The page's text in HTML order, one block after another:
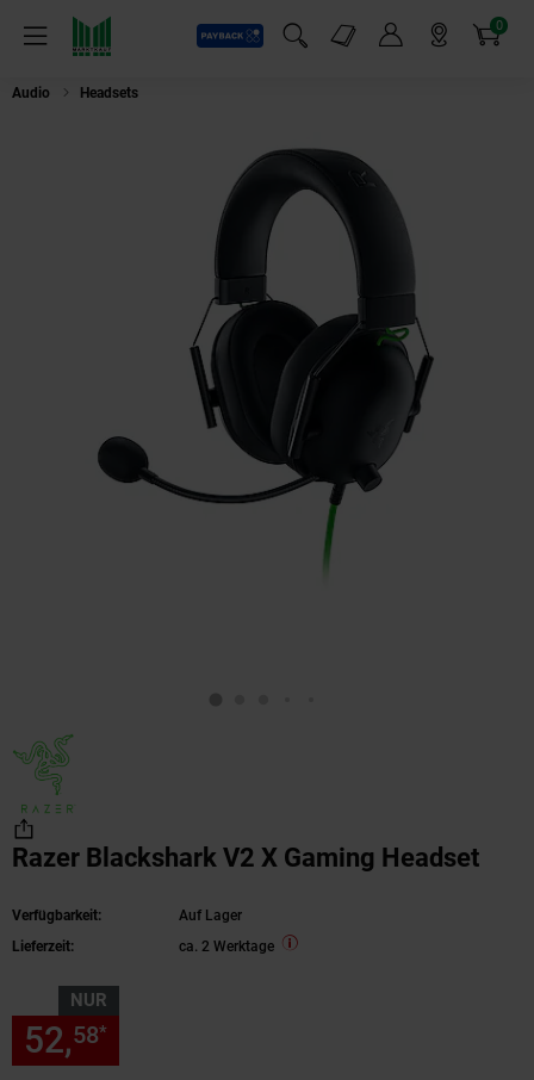
Menü
Payback
Suchfeld einblenden
Markt-Angebote 0
Artikel
Audio Headsets
Razer Blackshark V2 X Gaming Headset
Verfügbarkeit:
Auf Lager
Lieferzeit:
ca. 2 Werktage
NUR
52,58*